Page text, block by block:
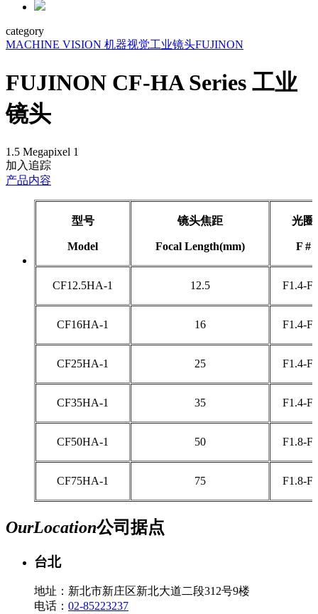
category
MACHINE VISION 机器视觉工业镜头FUJINON
FUJINON CF-HA Series 工业
镜头
1.5 Megapixel 1
加入追踪
产品内容
型号
Model
镜头焦距
Focal Length(mm)
光圈
F #
CF12.5HA-1 12.5 F1.4-
CF16HA-1 16 F1.4-
CF25HA-1 25 F1.4-
CF35HA-1 35 F1.4-
CF50HA-1 50 F1.8-
CF75HA-1 75 F1.8-
OurLocation公司据点
台北
地址：新北市新庄区新北大道二段312号9楼
电话： 02-85223237